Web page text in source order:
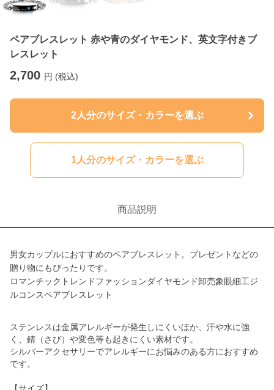
ペアブレスレット 赤や青のダイヤモンド、英文字付きブ
レスレット
2,700 円 (税込)
2人分のサイズ・カラーを選ぶ
1人分のサイズ・カラーを選ぶ
商品説明
男女カップルにおすすめのペアブレスレット。プレゼントなどの
贈り物にもぴったりです。
ロマンチックトレンドファッションダイヤモンド卸売象眼細工ジ
ルコンスペアブレスレット
ステンレスは金属アレルギーが発生しにくいほか、汗や水に強
く、錆（さび）や変色等も起きにくい素材です。
シルバーアクセサリーでアレルギーにお悩みのある方におすすめ
です。